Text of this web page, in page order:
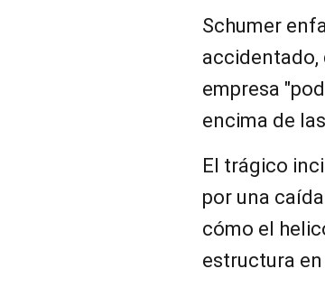
Schumer
accidentado,
empresa
encima de
El trágico
por una
cómo el
estructura